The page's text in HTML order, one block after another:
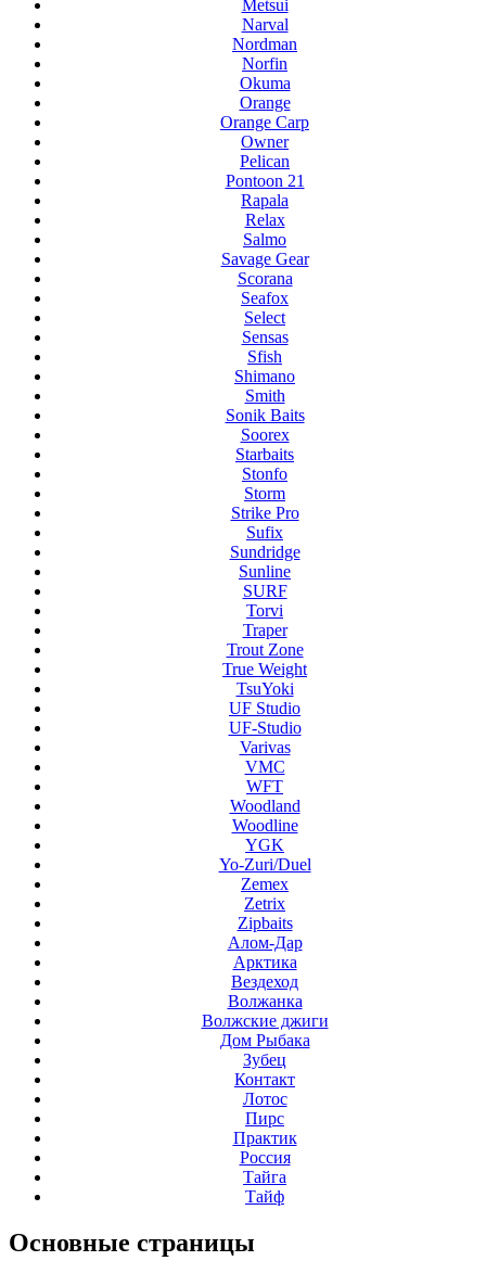
Metsui
Narval
Nordman
Norfin
Okuma
Orange
Orange Carp
Owner
Pelican
Pontoon 21
Rapala
Relax
Salmo
Savage Gear
Scorana
Seafox
Select
Sensas
Sfish
Shimano
Smith
Sonik Baits
Soorex
Starbaits
Stonfo
Storm
Strike Pro
Sufix
Sundridge
Sunline
SURF
Torvi
Traper
Trout Zone
True Weight
TsuYoki
UF Studio
UF-Studio
Varivas
VMC
WFT
Woodland
Woodline
YGK
Yo-Zuri/Duel
Zemex
Zetrix
Zipbaits
Алом-Дар
Арктика
Вездеход
Волжанка
Волжские джиги
Дом Рыбака
Зубец
Контакт
Лотос
Пирс
Практик
Россия
Тайга
Тайф
Основные страницы